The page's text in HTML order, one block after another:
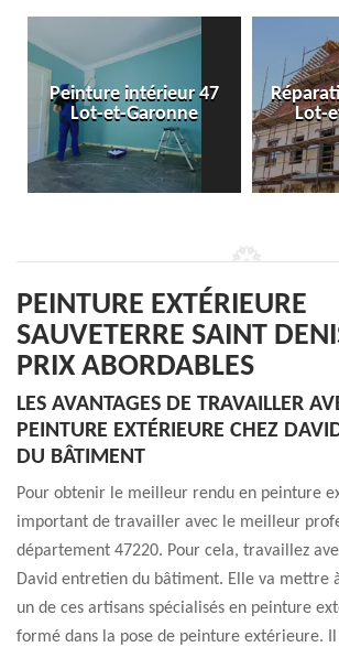
Peinture intérieur 47
Lot-et-Garonne
Lot-
PEINTURE EXTÉRIEURE
SAUVETERRE SAINT
PRIX ABORDABLES
LES AVANTAGES DE TRAVAILLER
PEINTURE EXTÉRIEURE CHEZ
DU BÂTIMENT
Pour obtenir le meilleur rendu en peinture
important de travailler avec le meilleur
département 47220. Pour cela, travaillez
David entretien du bâtiment. Elle va mettre
un de ces artisans spécialisés en peinture
formé dans la pose de peinture extérieure.